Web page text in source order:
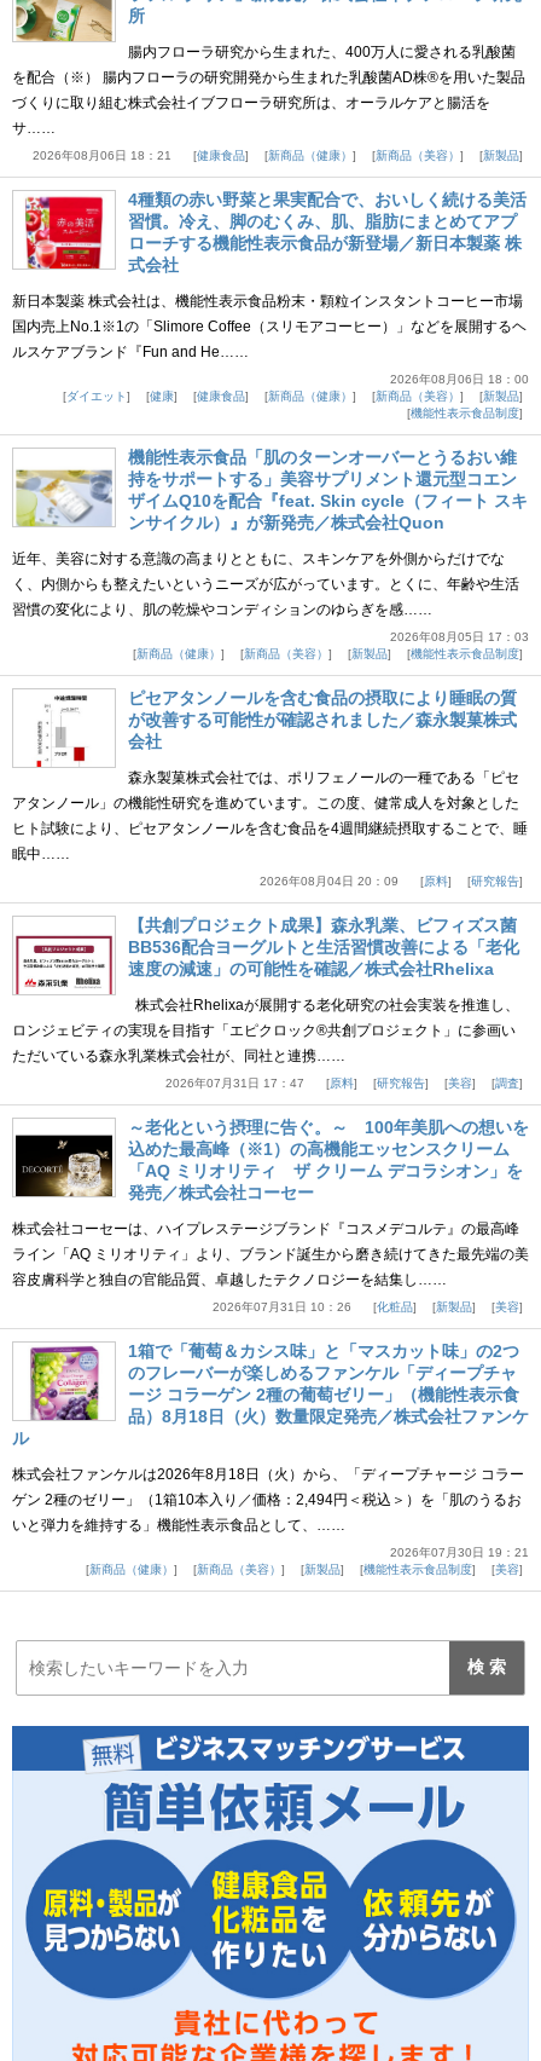
所
腸内フローラ研究から生まれた、400万人に愛される乳酸菌
を配合（※） 腸内フローラの研究開発から生まれた乳酸菌AD株®を用いた製品
づくりに取り組む株式会社イブフローラ研究所は、オーラルケアと腸活を
サ……
2026年08月06日 18：21 健康食品 新商品（健康） 新商品（美容） 新製品
4種類の赤い野菜と果実配合で、おいしく続ける美活
習慣。冷え、脚のむくみ、肌、脂肪にまとめてアプ
ローチする機能性表示食品が新登場／新日本製薬 株
式会社
新日本製薬 株式会社は、機能性表示食品粉末・顆粒インスタントコーヒー市場
国内売上No.1※1の「Slimore Coffee（スリモアコーヒー）」などを展開するヘ
ルスケアブランド『Fun and He……
2026年08月06日 18：00
ダイエット
健康 健康食品 新商品（健康） 新商品（美容）
新製品
機能性表示食品制度
機能性表示食品「肌のターンオーバーとうるおい維
持をサポートする」美容サプリメント還元型コエン
ザイムQ10を配合『feat. Skin cycle（フィート スキ
ンサイクル）』が新発売／株式会社Quon
近年、美容に対する意識の高まりとともに、スキンケアを外側からだけでな
く、内側からも整えたいというニーズが広がっています。とくに、年齢や生活
習慣の変化により、肌の乾燥やコンディションのゆらぎを感……
2026年08月05日 17：03
新商品（健康）
新商品（美容） 新製品 機能性表示食品制度
ピセアタンノールを含む食品の摂取により睡眠の質
が改善する可能性が確認されました／森永製菓株式
会社
森永製菓株式会社では、ポリフェノールの一種である「ピセ
アタンノール」の機能性研究を進めています。この度、健常成人を対象とした
ヒト試験により、ピセアタンノールを含む食品を4週間継続摂取することで、睡
眠中……
2026年08月04日 20：09 原料 研究報告
【共創プロジェクト成果】森永乳業、ビフィズス菌
BB536配合ヨーグルトと生活習慣改善による「老化
速度の減速」の可能性を確認／株式会社Rhelixa
株式会社Rhelixaが展開する老化研究の社会実装を推進し、
ロンジェビティの実現を目指す「エピクロック®共創プロジェクト」に参画い
ただいている森永乳業株式会社が、同社と連携……
2026年07月31日 17：47 原料 研究報告 美容 調査
～老化という摂理に告ぐ。～ 100年美肌への想いを
込めた最高峰（※1）の高機能エッセンスクリーム
「AQ ミリオリティ ザ クリーム デコラシオン」を
発売／株式会社コーセー
株式会社コーセーは、ハイプレステージブランド『コスメデコルテ』の最高峰
ライン「AQ ミリオリティ」より、ブランド誕生から磨き続けてきた最先端の美
容皮膚科学と独自の官能品質、卓越したテクノロジーを結集し……
2026年07月31日 10：26 化粧品 新製品 美容
1箱で「葡萄＆カシス味」と「マスカット味」の2つ
のフレーバーが楽しめるファンケル「ディープチャ
ージ コラーゲン 2種の葡萄ゼリー」（機能性表示食
品）8月18日（火）数量限定発売／株式会社ファンケ
ル
株式会社ファンケルは2026年8月18日（火）から、「ディープチャージ コラー
ゲン 2種のゼリー」（1箱10本入り／価格：2,494円＜税込＞）を「肌のうるお
いと弾力を維持する」機能性表示食品として、……
2026年07月30日 19：21
新商品（健康）
新商品（美容） 新製品 機能性表示食品制度 美容